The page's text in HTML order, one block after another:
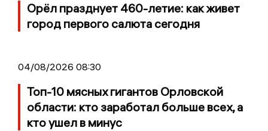
Орёл празднует 460-летие: как живет
город первого салюта сегодня
04/08/2026 08:30
Топ-10 мясных гигантов Орловской
области: кто заработал больше всех, а
кто ушел в минус